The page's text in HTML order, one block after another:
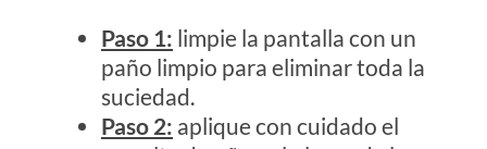
Paso 1: limpie la pantalla con un
paño limpio para eliminar toda la
suciedad.
Paso 2: aplique con cuidado el